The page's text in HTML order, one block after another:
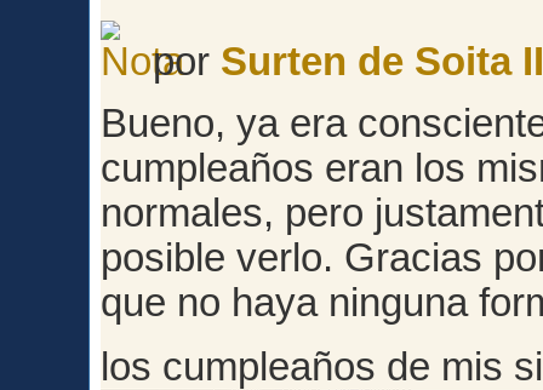
por Surten de Soita
Bueno, ya era
cumpleaños eran los
normales, pero
posible verlo. Gracias
que no haya ninguna
los cumpleaños de mis